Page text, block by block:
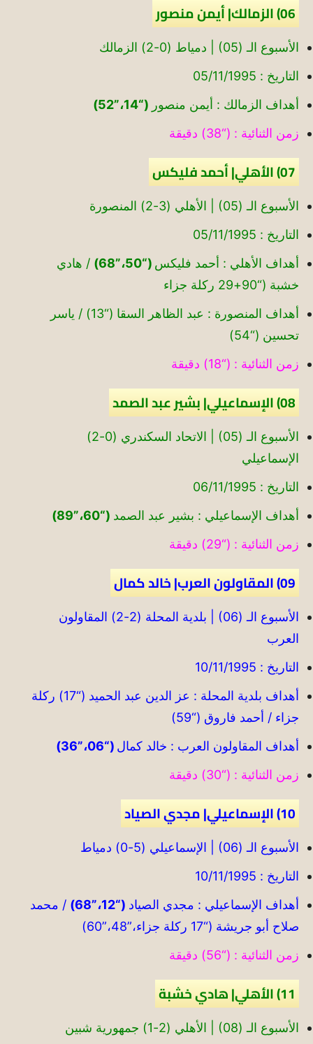
06) الزمالك| أيمن منصور
الأسبوع الـ (05) | دمياط (0-2) الزمالك
التاريخ : 05/11/1995
أهداف الزمالك : أيمن منصور (“14،”52)
زمن الثنائية : (“38) دقيقة
07) الأهلي| أحمد فليكس
الأسبوع الـ (05) | الأهلي (3-2) المنصورة
التاريخ : 05/11/1995
أهداف الأهلي : أحمد فليكس (“50،”68)
/ هادي
خشبة (“90+29 ركلة جزاء
أهداف المنصورة : عبد الظاهر السقا (“13) / ياسر
تحسين (“54)
زمن الثنائية : (“18) دقيقة
08) الإسماعيلي| بشير عبد الصمد
الأسبوع الـ (05) | الاتحاد السكندري (0-2)
الإسماعيلي
التاريخ : 06/11/1995
أهداف الإسماعيلي : بشير عبد الصمد (“60،”89)
زمن الثنائية : (“29) دقيقة
09) المقاولون العرب| خالد كمال
الأسبوع الـ (06) | بلدية المحلة (2-2) المقاولون
العرب
التاريخ : 10/11/1995
أهداف بلدية المحلة : عز الدين عبد الحميد (“17) ركلة
جزاء / أحمد فاروق (“59)
أهداف المقاولون العرب : خالد كمال (“06،”36)
زمن الثنائية : (“30) دقيقة
10) الإسماعيلي| مجدي الصياد
الأسبوع الـ (06) | الإسماعيلي (5-0) دمياط
التاريخ : 10/11/1995
أهداف الإسماعيلي : مجدي الصياد (“12،”68)
/ محمد
صلاح أبو جريشة (“17 ركلة جزاء،”48،”60)
زمن الثنائية : (“56) دقيقة
11) الأهلي| هادي خشبة
الأسبوع الـ (08) | الأهلي (2-1) جمهورية شبين